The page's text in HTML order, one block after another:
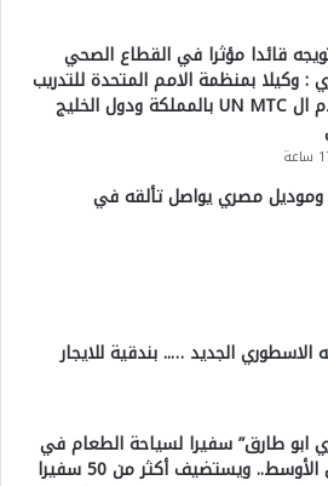
قائدا مؤثرا في القطاع الصحي
: وكيلا بمنظمة الامم المتحدة للتدريب
والاعلام ال UN MTC بالمملكة ودول الخليج
وموديل مصري يواصل تألقه في
الجديد ….. بندقية للايجار
ابو طارق” سفيرا لسياحة الطعام في
الشرق الأوسط.. ويستضيف أكثر من 50 سفيرا